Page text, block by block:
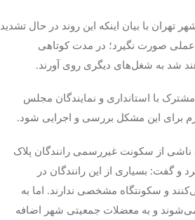
با بیان اینکه این روند در حال تشدید
عملی صورت نگیرد؛ در مدت کوتاهی
شد به شغل‌های دیگری روی آورند.
با استانداری و نمایندگان مجلس
برای این مشکل بررسی و اجرایی شود.
از سکونت غیررسمی رانندگان پلاک
و گفت: بسیاری از این رانندگان در
و سکونتگاه مشخصی ندارند. اما به
و به معضلات جمعیتی شهر اضافه